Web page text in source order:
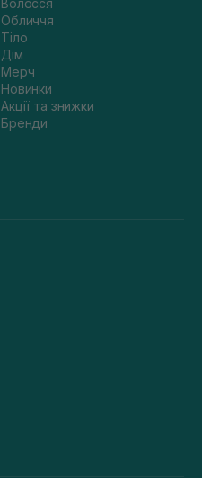
Волосся
Обличчя
Тіло
Дім
Мерч
Новинки
Акції та знижки
Бренди